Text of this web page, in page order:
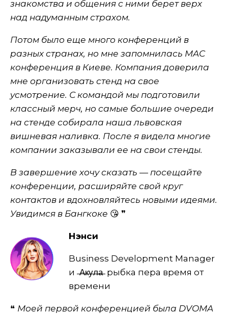
знакомства и общения с ними берет верх
над надуманным страхом.
Потом было еще много конференций в
разных странах, но мне запомнилась MAC
конференция в Киеве. Компания доверила
мне организовать стенд на свое
усмотрение. С командой мы подготовили
классный мерч, но самые большие очереди
на стенде собирала наша львовская
вишневая наливка. После я видела многие
компании заказывали ее на свои стенды.
В завершение хочу сказать — посещайте
конференции, расширяйте свой круг
контактов и вдохновляйтесь новыми идеями.
Увидимся в Бангкоке 😘 ❞
Нэнси
Business Development Manager
и ̶А̶к̶у̶л̶а̶ рыбка пера время от
времени
❝ Моей первой конференцией была DVOMA